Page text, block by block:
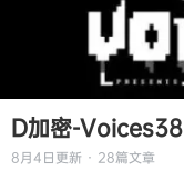
D加密-Voices38
8月4日更新 · 28篇文章